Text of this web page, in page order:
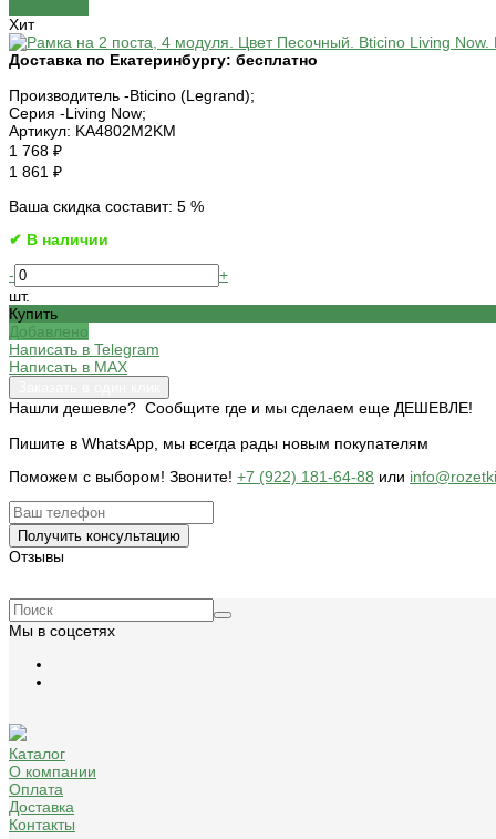
Хит
Доставка по Екатеринбургу: бесплатно
Производитель -Bticino (Legrand);
Серия -Living Now;
Артикул: KA4802M2KM
1 768 ₽
1 861 ₽
Ваша скидка составит: 5 %
✔ В наличии
-
+
шт.
Купить
Добавлено
Написать в Telegram
Написать в MAX
Нашли дешевле? Сообщите где и мы сделаем еще ДЕШЕВЛЕ!
Пишите в WhatsApp, мы всегда рады новым покупателям
Поможем c выбором! Звоните! +7 (922) 181-64-88 или
Получить консультацию
Отзывы
Мы в соцсетях
Каталог
О компании
Оплата
Доставка
Контакты